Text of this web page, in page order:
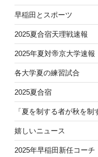
早稲田とスポーツ
2025夏合宿天理戦速報
2025年夏対帝京大学速報
各大学夏の練習試合
2025夏合宿
「夏を制する者が秋を
嬉しいニュース
2025年早稲田新任コーチ